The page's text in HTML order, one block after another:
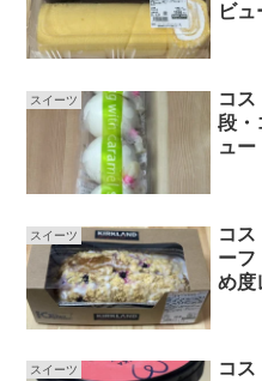
ビュ
スイーツ
コス
段・
ュー
スイーツ
コス
ーフ
め度
スイーツ
コス